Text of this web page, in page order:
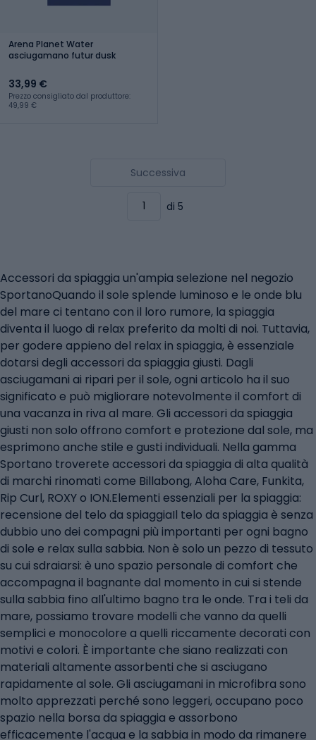
Arena Planet Water
asciugamano futur dusk
33,99 €
Prezzo consigliato dal produttore:
49,99 €
Successiva
di 5
Accessori da spiaggia un'ampia selezione nel negozio
SportanoQuando il sole splende luminoso e le onde blu
del mare ci tentano con il loro rumore, la spiaggia
diventa il luogo di relax preferito da molti di noi. Tuttavia,
per godere appieno del relax in spiaggia, è essenziale
dotarsi degli accessori da spiaggia giusti. Dagli
asciugamani ai ripari per il sole, ogni articolo ha il suo
significato e può migliorare notevolmente il comfort di
una vacanza in riva al mare. Gli accessori da spiaggia
giusti non solo offrono comfort e protezione dal sole, ma
esprimono anche stile e gusti individuali. Nella gamma
Sportano troverete accessori da spiaggia di alta qualità
di marchi rinomati come Billabong, Aloha Care, Funkita,
Rip Curl, ROXY o ION.Elementi essenziali per la spiaggia:
recensione del telo da spiaggiaIl telo da spiaggia è senza
dubbio uno dei compagni più importanti per ogni bagno
di sole e relax sulla sabbia. Non è solo un pezzo di tessuto
su cui sdraiarsi: è uno spazio personale di comfort che
accompagna il bagnante dal momento in cui si stende
sulla sabbia fino all'ultimo bagno tra le onde. Tra i teli da
mare, possiamo trovare modelli che vanno da quelli
semplici e monocolore a quelli riccamente decorati con
motivi e colori. È importante che siano realizzati con
materiali altamente assorbenti che si asciugano
rapidamente al sole. Gli asciugamani in microfibra sono
molto apprezzati perché sono leggeri, occupano poco
spazio nella borsa da spiaggia e assorbono
efficacemente l'acqua e la sabbia in modo da rimanere